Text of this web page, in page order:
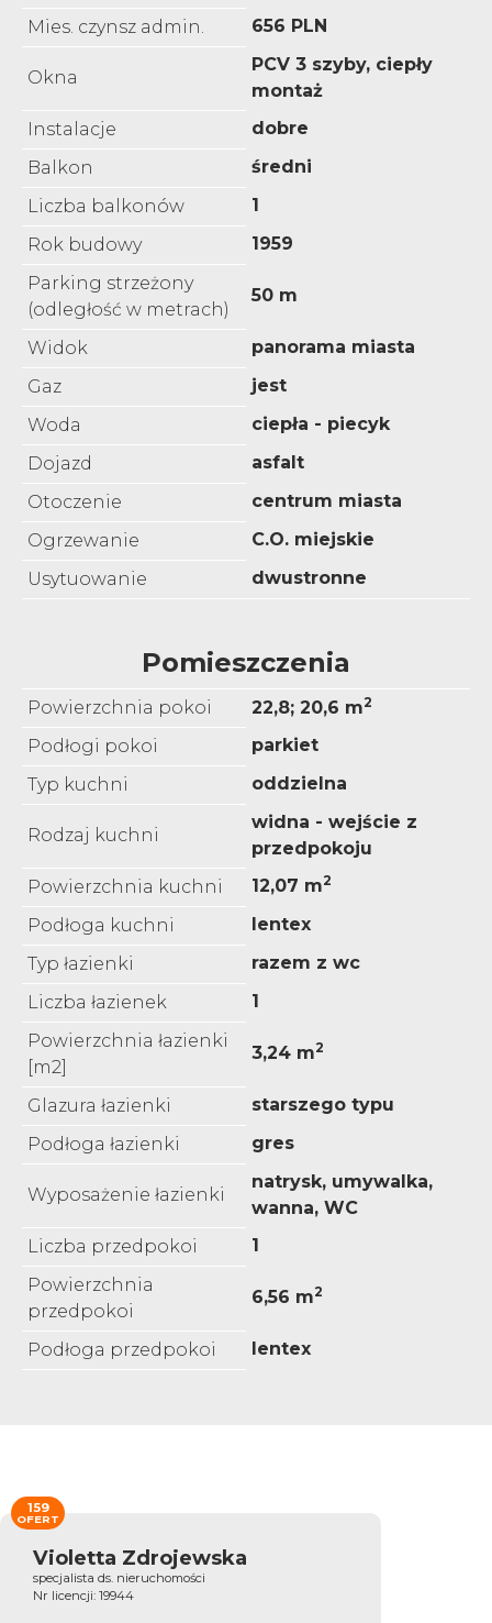
Mies. czynsz admin.
656 PLN
Okna
PCV 3 szyby, ciepły
montaż
Instalacje
dobre
Balkon
średni
Liczba balkonów
1
Rok budowy
1959
Parking strzeżony
(odległość w metrach)
50 m
Widok
panorama miasta
Gaz
jest
Woda
ciepła - piecyk
Dojazd
asfalt
Otoczenie
centrum miasta
Ogrzewanie
C.O. miejskie
Usytuowanie
dwustronne
Pomieszczenia
Powierzchnia pokoi 22,8; 20,6 m2
Podłogi pokoi
parkiet
Typ kuchni
oddzielna
Rodzaj kuchni
widna - wejście z
przedpokoju
Powierzchnia kuchni
12,07 m2
Podłoga kuchni
lentex
Typ łazienki
razem z wc
Liczba łazienek
1
Powierzchnia łazienki
[m2]
3,24 m2
Glazura łazienki
starszego typu
Podłoga łazienki
gres
Wyposażenie łazienki
natrysk, umywalka,
wanna, WC
Liczba przedpokoi
1
Powierzchnia
przedpokoi
6,56 m2
Podłoga przedpokoi lentex
Violetta Zdrojewska
specjalista ds. nieruchomości
Nr licencji: 19944
159
OFERT